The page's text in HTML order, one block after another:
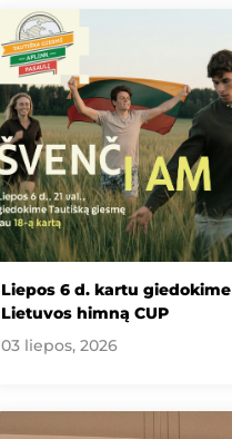
Liepos 6 d. kartu giedokime
Lietuvos himną CUP
03 liepos, 2026